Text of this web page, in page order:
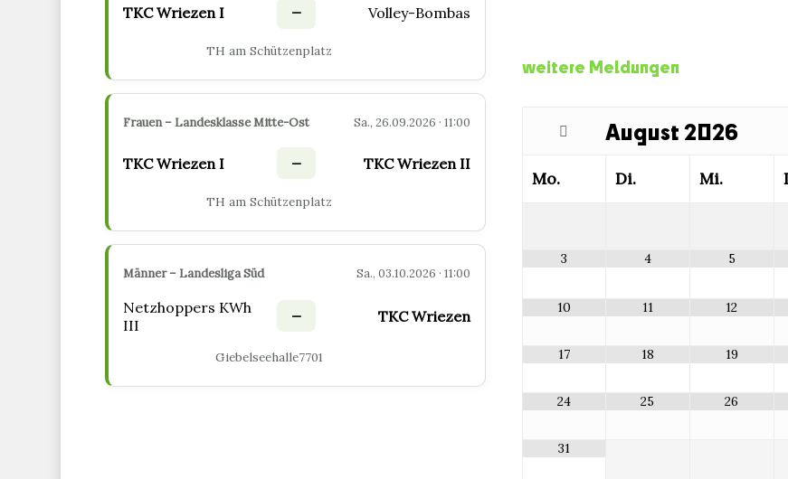
TKC Wriezen I – Volley-Bombas
TH am Schützenplatz
Frauen – Landesklasse Mitte-Ost Sa., 26.09.2026 · 11:00
TKC Wriezen I – TKC Wriezen II
TH am Schützenplatz
Männer – Landesliga Süd Sa., 03.10.2026 · 11:00
Netzhoppers KWh
III
– TKC Wriezen
Giebelseehalle7701
weitere Meldungen
August2026
Mo. Di. Mi.
3 4 5
10 11 12
17 18 19
24 25 26
31